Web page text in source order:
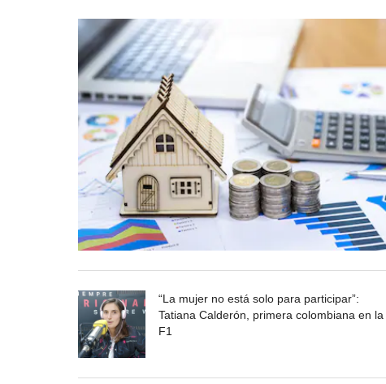
“La mujer no está solo para participar”:
Tatiana Calderón, primera colombiana en la
F1